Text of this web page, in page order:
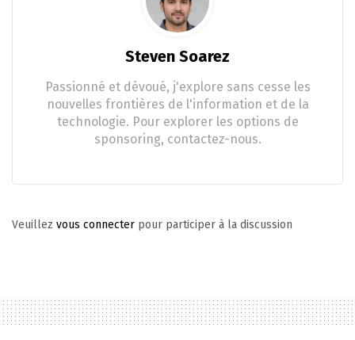
Steven Soarez
Passionné et dévoué, j'explore sans cesse les
nouvelles frontières de l'information et de la
technologie. Pour explorer les options de
sponsoring, contactez-nous.
Veuillez vous connecter pour participer à la discussion